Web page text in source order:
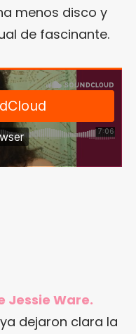
menos disco y
de fascinante.
Jessie Ware.
ya dejaron clara la